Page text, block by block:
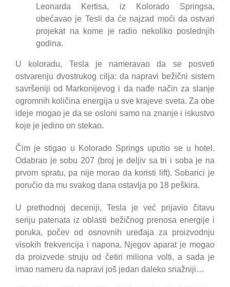
Leonarda Kertisa, iz Kolorado Springsa,
obećavao je Tesli da će najzad moći da ostvari
projekat na kome je radio nekoliko poslednjih
godina.
U koloradu, Tesla je nameravao da se posveti
ostvarenju dvostrukog cilja: da napravi bežični sistem
savršeniji od Markonijevog i da nađe način za slanje
ogromnih količina energija u sve krajeve sveta. Za obe
ideje mogao je da se osloni samo na znanje i iskustvo
koje je jedino on stekao.
Čim je stigao u Kolorado Springs uputio se u hotel.
Odabrao je sobu 207 (broj je deljiv sa tri i soba je na
prvom spratu, pa nije morao da koristi lift). Sobarici je
poručio da mu svakog dana ostavlja po 18 peškira.
U prethodnoj deceniji, Tesla je već prijavio čitavu
seriju patenata iz oblasti bežičnog prenosa energije i
poruka, počev od osnovnih uređaja za proizvodnju
visokih frekvencija i napona. Njegov aparat je mogao
da proizvede struju od četiri miliona volti, a sada je
imao nameru da napravi još jedan daleko snažniji…